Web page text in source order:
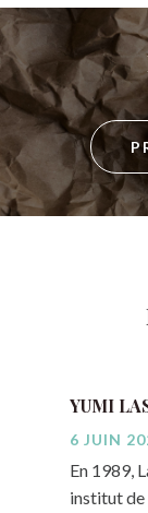
YUMI
6 JUIN
En 1989,
institut de